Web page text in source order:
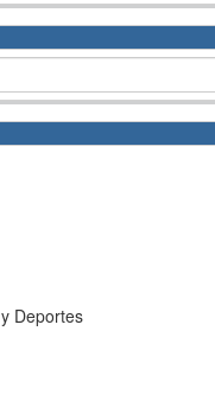
Deportes